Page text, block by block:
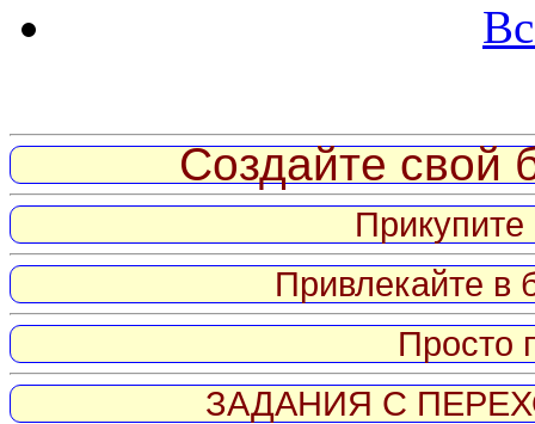
Создайте свой
Привлекайте в
Просто
ЗАДАНИЯ С